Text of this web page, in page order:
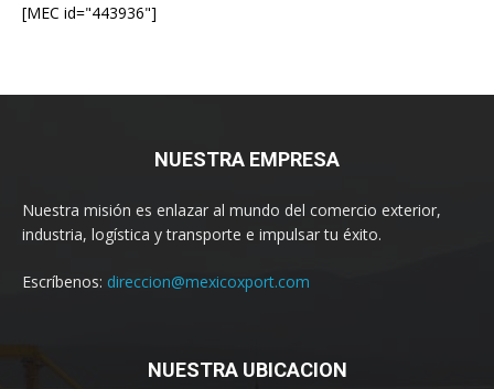
[MEC id="443936"]
NUESTRA EMPRESA
Nuestra misión es enlazar al mundo del comercio exterior,
industria, logística y transporte e impulsar tu éxito.
Escríbenos: direccion@mexicoxport.com
NUESTRA UBICACION